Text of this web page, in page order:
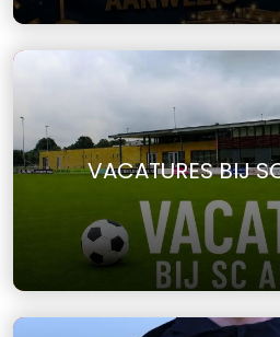
VACATURES BIJ